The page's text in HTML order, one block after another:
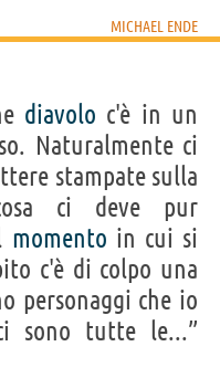
MICHAEL ENDE
diavolo c'è in un
Naturalmente ci
stampate sulla
ci deve pur
momento in cui si
c'è di colpo una
personaggi che io
sono tutte le...”